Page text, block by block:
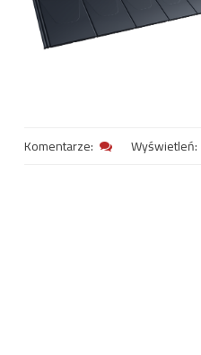
Komentarze:
Wyświetleń: